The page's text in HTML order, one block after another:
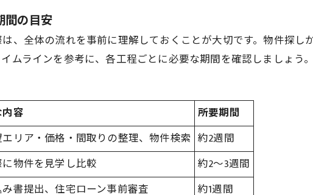
間の目安
、全体の流れを事前に理解しておくことが大切です。物件探
ムラインを参考に、各工程ごとに必要な期間を確認しましょう。
容
所要期間
リア・価格・間取りの整理、物件検索 約2週間
物件を見学し比較
約2～3週間
書提出、住宅ローン事前審査
約1週間